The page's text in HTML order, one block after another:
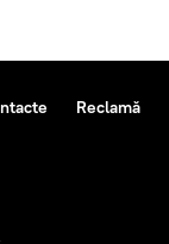
Reclamă